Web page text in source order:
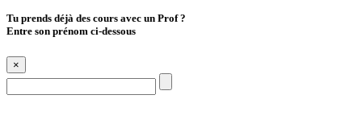
Tu prends déjà des cours avec un Prof ?
Entre son prénom ci-dessous
×